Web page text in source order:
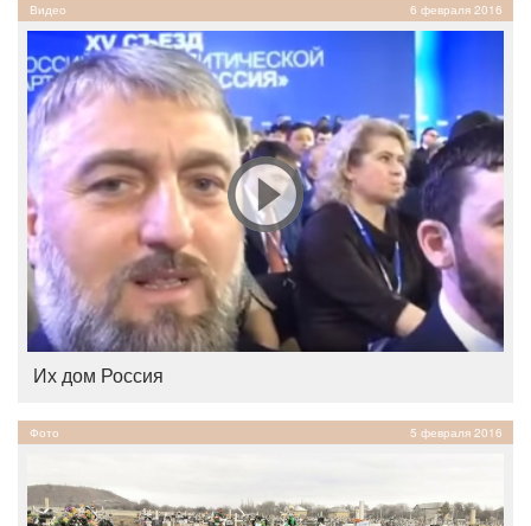
Видео 6 февраля 2016
Их дом Россия
Фото 5 февраля 2016